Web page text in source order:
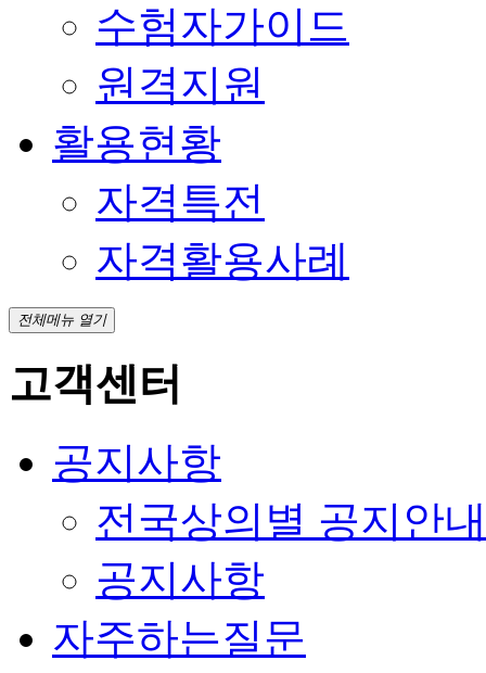
수험자가이드
원격지원
활용현황
자격특전
자격활용사례
전체메뉴 열기
고객센터
공지사항
전국상의별 공지안내
공지사항
자주하는질문